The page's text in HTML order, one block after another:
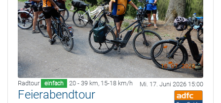
Radtour einfach 20 - 39 km, 15-18 km/h Mi. 17. Juni 2026 15:00
Feierabendtour